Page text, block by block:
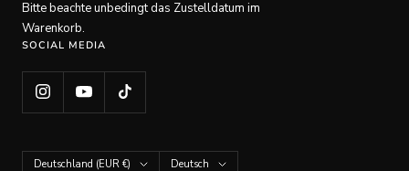
Bitte beachte unbedingt das Zustelldatum im
Warenkorb.
SOCIAL MEDIA
Land/Region
Deutschland (EUR €) Sprache
Deutsch